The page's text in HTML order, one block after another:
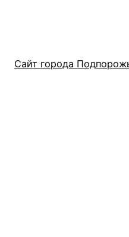
Сайт города